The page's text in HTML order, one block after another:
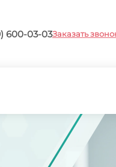
600-03-03Заказать